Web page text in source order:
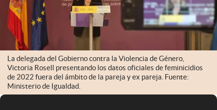
La delegada del Gobierno contra la Violencia de Género,
Victoria Rosell presentando los datos oficiales de feminicidios
de 2022 fuera del ámbito de la pareja y ex pareja. Fuente:
Ministerio de Igualdad.